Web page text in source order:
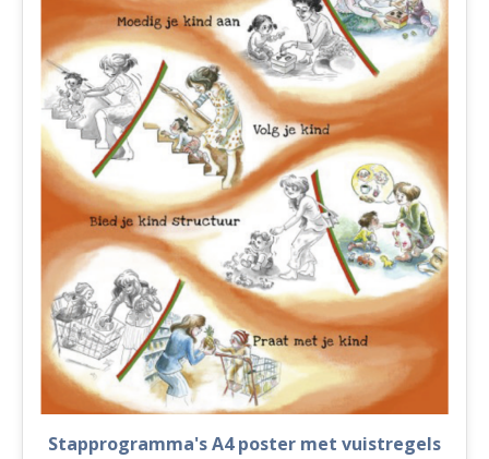
Stapprogramma's A4 poster met vuistregels